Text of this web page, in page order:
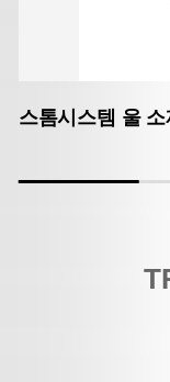
스톰시스템 울